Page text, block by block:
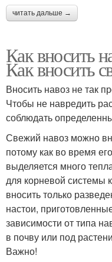
читать дальше →
Как вносить
Как вносить
Вносить навоз не так
Чтобы не навредить
соблюдать
Свежий навоз можно
потому как во время
выделяется много
для корневой системы
вносить только
настои,
зависимости от типа
в почву или под
Важно!